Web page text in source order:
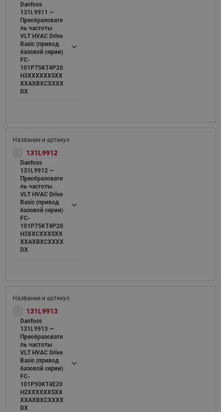
Danfoss
131L9911 —
Преобразовате
ль частоты
VLT HVAC Drive
Basic (привод
базовой серии)
FC-
101P75KT4P20
H3XXXXXXSXX
XXAXBXCXXXX
DX
131L9912
Danfoss
131L9912 —
Преобразовате
ль частоты
VLT HVAC Drive
Basic (привод
базовой серии)
FC-
101P75KT4P20
H3XXCXXXSXX
XXAXBXCXXXX
DX
131L9913
Danfoss
131L9913 —
Преобразовате
ль частоты
VLT HVAC Drive
Basic (привод
базовой серии)
FC-
101P90KT4E20
H2XXXXXXSXX
XXAXBXCXXXX
DX